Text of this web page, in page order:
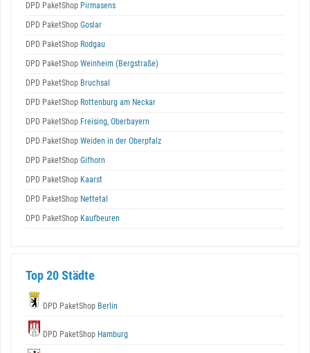
DPD PaketShop Pirmasens
DPD PaketShop Goslar
DPD PaketShop Rodgau
DPD PaketShop Weinheim (Bergstraße)
DPD PaketShop Bruchsal
DPD PaketShop Rottenburg am Neckar
DPD PaketShop Freising, Oberbayern
DPD PaketShop Weiden in der Oberpfalz
DPD PaketShop Gifhorn
DPD PaketShop Kaarst
DPD PaketShop Nettetal
DPD PaketShop Kaufbeuren
Top 20 Städte
DPD PaketShop Berlin
DPD PaketShop Hamburg